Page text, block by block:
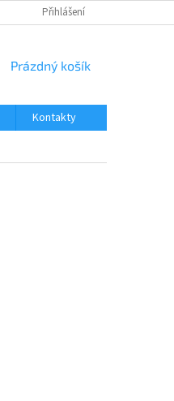
Přihlášení
NÁKUPNÍ
Prázdný košík
Kontakty